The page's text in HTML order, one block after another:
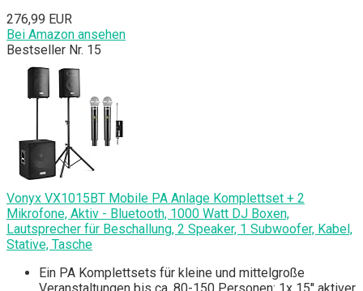
276,99 EUR
Bei Amazon ansehen
Bestseller Nr. 15
Vonyx VX1015BT Mobile PA Anlage Komplettset + 2
Mikrofone, Aktiv - Bluetooth, 1000 Watt DJ Boxen,
Lautsprecher für Beschallung, 2 Speaker, 1 Subwoofer, Kabel,
Stative, Tasche
Ein PA Komplettsets für kleine und mittelgroße